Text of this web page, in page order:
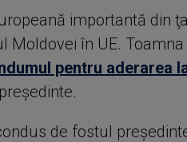
importantă din
Moldovei în UE.
pentru aderarea
de fostul